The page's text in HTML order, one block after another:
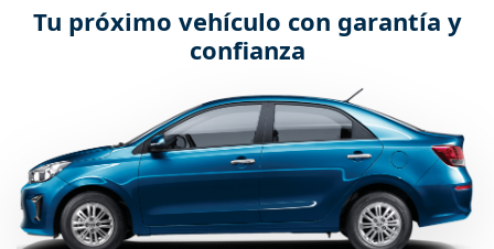
Tu próximo vehículo con garantía y
confianza